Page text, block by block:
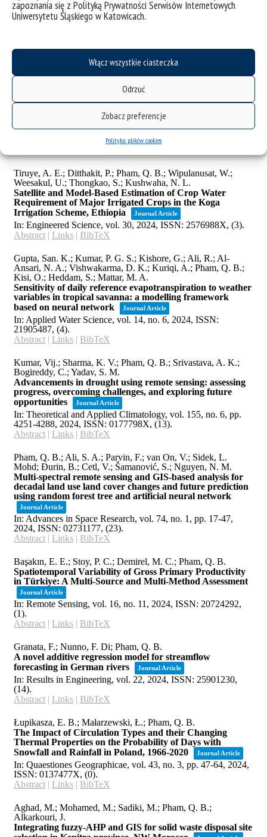
zapoznania się z Polityką Prywatności Serwisów Internetowych
Uniwersytetu Śląskiego w Katowicach.
Włącz wszystkie ciasteczka
Odrzuć
Zobacz preferencje
Polityka plików cookies